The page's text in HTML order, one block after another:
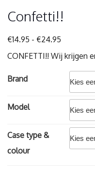
Confetti!!
€14.95 - €24.95
tot
CONFETTI!! Wij krijgen
Brand
Model
Case type &
colour